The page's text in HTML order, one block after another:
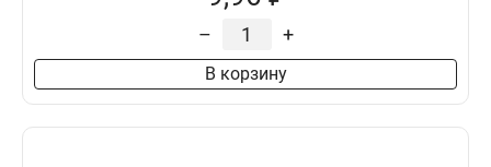
– +
В корзину